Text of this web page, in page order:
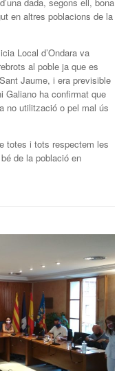
en altres poblacions de la
Local d’Ondara va
al poble ja que es
Jaume, i era previsible
Galiano ha confirmat que
no utilització o pel mal ús
totes i tots respectem les
de la població en